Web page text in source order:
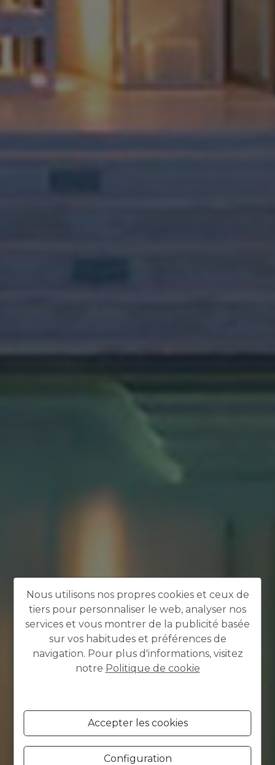
Nous utilisons nos propres cookies et ceux de
tiers pour personnaliser le web, analyser nos
services et vous montrer de la publicité basée
sur vos habitudes et préférences de
navigation. Pour plus d'informations, visitez
notre Politique de cookie
Accepter les cookies
Configuration